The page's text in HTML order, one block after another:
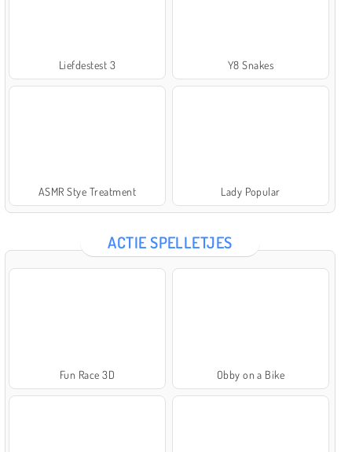
Liefdestest 3 Y8 Snakes
ASMR Stye Treatment Lady Popular
ACTIE SPELLETJES
Fun Race 3D Obby on a Bike